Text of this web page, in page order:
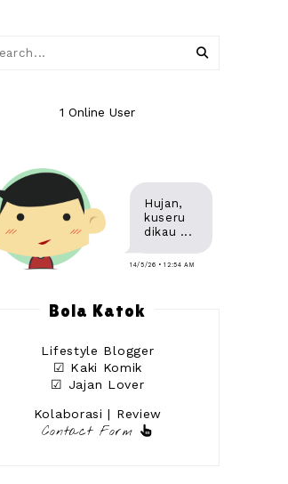
1 Online User
Hujan,
kuseru
dikau ...
14/5/26 • 12:54 AM
Bola Katok
Lifestyle Blogger
☑ Kaki Komik
☑ Jajan Lover
Kolaborasi | Review
Contact Form